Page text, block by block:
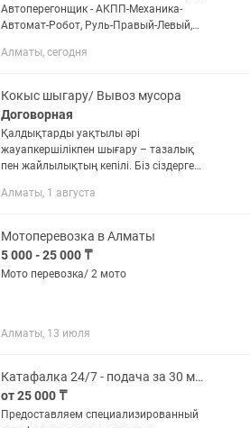
Автоперегонщик - АКПП-Механика-
Автомат-Робот, Руль-Правый-Левый,
Павлодар, Жезказган, Балхаш,
Алматы, сегодня
Кокыс шыгару/ Вывоз мусора
Договорная
Қалдықтарды уақтылы әрі
жауапкершілікпен шығару – тазалық
пен жайлылықтың кепілі. Біз сіздерге
деңгейде ұсынамыз: кез келген
жинап,...
Алматы, 1 августа
Мотоперевозка в Алматы
5 000 - 25 000 ₸
Мото перевозка/ 2 мото
Алматы, 13 июля
Катафалка 24/7 - подача за 30 минут, 15 лет опыта, ритуальные услуги
от 25 000 ₸
Предоставляем специализированный